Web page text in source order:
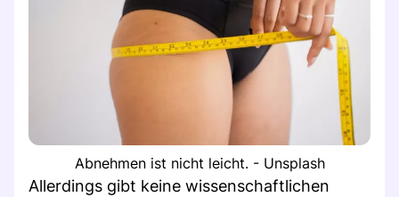
Abnehmen ist nicht leicht. - Unsplash
Allerdings gibt keine wissenschaftlichen